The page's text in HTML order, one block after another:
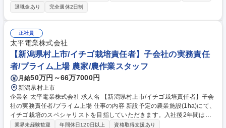
製造記録の記入 など 製造現場は化粧品以外の業界出身者も多く、様々な
バックグランドを活かして活躍しています。製造未経験からスタートされ
た方もいらっしゃいます。ポジションや社歴などに関係なく普段からコミ
ュニケーションをよくとり、チームメンバー全員でプロジェクトを進めて
いくフラットな関係性を大事にしています。 募集職種 【製造オペレータ
ー/下妻市】エスティローダーGの世界最大級の最先端工場◎
退職金あり
完全週休2日制
正社員
太平電業株式会社
【新潟県村上市/イチゴ栽培責任者】子会社の実務責任
者/プライム上場 農家/農作業スタッフ
月給50万円～66万7000円
新潟県村上市
企業名 太平電業株式会社 求人名 【新潟県村上市/イチゴ栽培責任者】子会
社の実務責任者/プライム上場 仕事の内容 新設予定の農業施設(1ha)にて、
イチゴ栽培のスペシャリストを目指していただきます。入社後2年間は研
修期間として以下の教育プログラムを予定し、その後新設する農業法人子
業界未経験歓迎 年間休日120日以上
資格取得支援あり